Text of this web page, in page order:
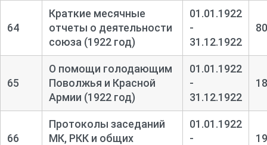
64
Краткие месячные
отчеты о деятельности
союза (1922 год)
01.01.1922
-
31.12.1922
80
65
О помощи голодающим
Поволжья и Красной
Армии (1922 год)
01.01.1922
-
31.12.1922
18
66
Протоколы заседаний
МК, РКК и общих
01.01.1922
-